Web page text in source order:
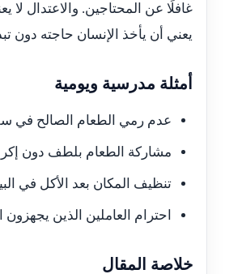
غافلًا عن المحتاجين. والاعتدال لا
يعني أن يأخذ الإنسان حاجته دون
أمثلة مدرسية ويومية
عدم رمي الطعام الصالح في
مشاركة الطعام بلطف دون
تنظيف المكان بعد الأكل في
احترام العاملين الذين يجهزون
خلاصة المقال